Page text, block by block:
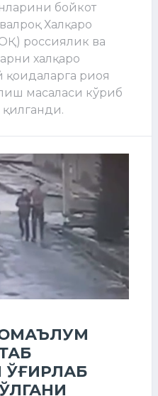
бойкот
Халқаро
россиялик ва
халқаро
қоидаларга риоя
масаласи кўриб
ЎҒИРЛАБ